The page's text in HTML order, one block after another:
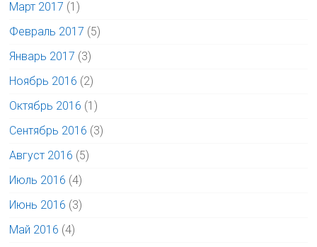
Март 2017 (1)
Февраль 2017 (5)
Январь 2017 (3)
Ноябрь 2016 (2)
Октябрь 2016 (1)
Сентябрь 2016 (3)
Август 2016 (5)
Июль 2016 (4)
Июнь 2016 (3)
Май 2016 (4)